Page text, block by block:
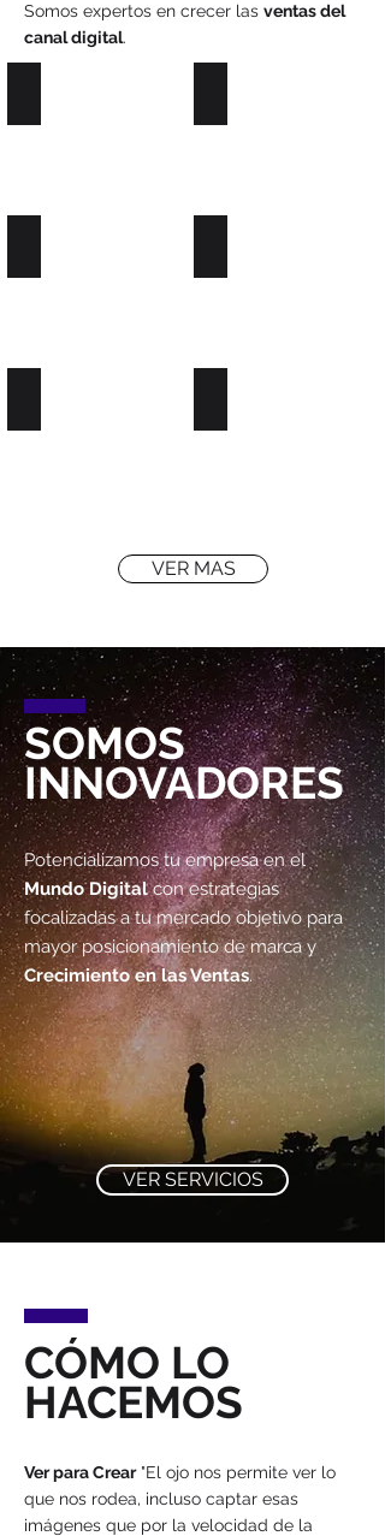
Somos expertos en crecer las ventas del
canal digital.
VER MAS
SOMOS
INNOVADORES
Potencializamos tu empresa en el
Mundo Digitalcon estrategias
focalizadas a tu mercado objetivo para
mayor posicionamiento de marca y
Crecimiento en las Ventas.
VER SERVICIOS
CÓMO LO
HACEMOS
Ver para Crear"El ojo nos permite ver lo
que nos rodea, incluso captar esas
imágenes que por la velocidad de la